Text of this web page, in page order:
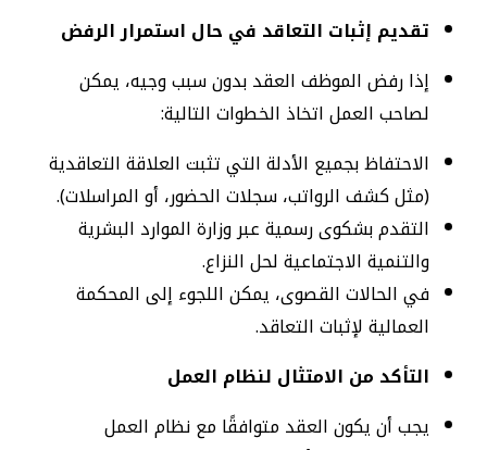
تقديم إثبات التعاقد في حال استمرار الرفض
إذا رفض الموظف العقد بدون سبب وجيه، يمكن
لصاحب العمل اتخاذ الخطوات التالية:
الاحتفاظ بجميع الأدلة التي تثبت العلاقة التعاقدية
(مثل كشف الرواتب، سجلات الحضور، أو المراسلات).
التقدم بشكوى رسمية عبر وزارة الموارد البشرية
والتنمية الاجتماعية لحل النزاع.
في الحالات القصوى، يمكن اللجوء إلى المحكمة
العمالية لإثبات التعاقد.
التأكد من الامتثال لنظام العمل
يجب أن يكون العقد متوافقًا مع نظام العمل